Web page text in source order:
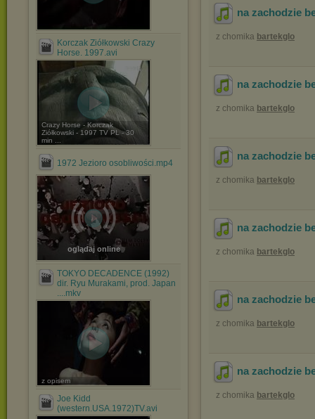
Korczak Ziółkowski Crazy
Horse. 1997.avi
Crazy Horse - Korczak
Ziółkowski - 1997 TV PL - 30
min ...
1972 Jezioro osobliwości.mp4
oglądaj online
TOKYO DECADENCE (1992)
dir. Ryu Murakami, prod. Japan
....mkv
z opisem
Joe Kidd
(western.USA.1972)TV.avi
na zachodzie
z chomika bartekglo
na zachodzie
z chomika bartekglo
na zachodzie
z chomika bartekglo
na zachodzie
z chomika bartekglo
na zachodzie
z chomika bartekglo
na zachodzie
z chomika bartekglo